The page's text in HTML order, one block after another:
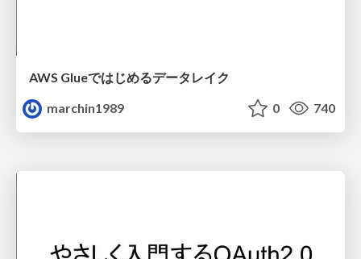
AWS Glueではじめるデータレイク
marchin1989
0 740